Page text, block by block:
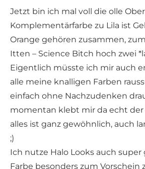
Jetzt bin ich mal voll die olle
Komplementärfarbe zu Lila ist
Orange gehören zusammen,
Itten – Science Bitch hoch zwei
Eigentlich müsste ich mir auch
alle meine knalligen Farben
einfach ohne Nachzudenken
momentan klebt mir da echt der
alles ist ganz gewöhnlich, auch
;)
Ich nutze Halo Looks auch
Farbe besonders zum Vorschein